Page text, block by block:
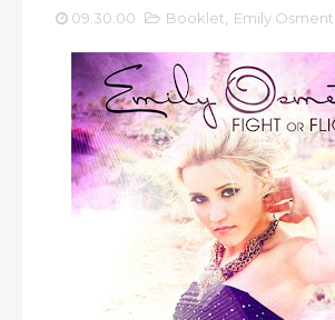
09:30:00 Booklet Emily Osment